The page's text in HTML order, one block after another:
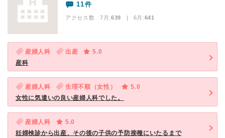
11件
アクセス数 7月:639 | 6月:641
産婦人科 出産
5.0
産科
産婦人科 生理不順（女性）
5.0
女性に気遣いの良い産婦人科でした。
産婦人科
5.0
妊婦検診から出産、その後の子供の予防接種にいたるまで